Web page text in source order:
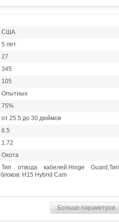
США
5 лет
27
345
105
Опытных
75%
от 25.5 до 30 дюймов
6.5
1.72
Охота
Тип отвода кабелей:Hinge Guard,Тип
блоков: H15 Hybrid Cam
Больше параметров